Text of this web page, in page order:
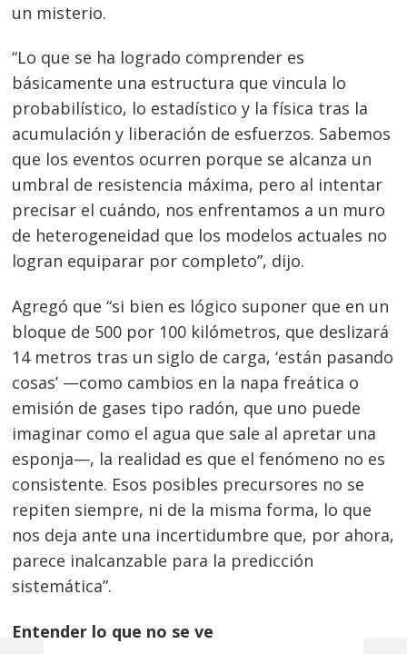
un misterio.
“Lo que se ha logrado comprender es
básicamente una estructura que vincula lo
probabilístico, lo estadístico y la física tras la
acumulación y liberación de esfuerzos. Sabemos
que los eventos ocurren porque se alcanza un
umbral de resistencia máxima, pero al intentar
precisar el cuándo, nos enfrentamos a un muro
de heterogeneidad que los modelos actuales no
logran equiparar por completo”, dijo.
Agregó que “si bien es lógico suponer que en un
bloque de 500 por 100 kilómetros, que deslizará
14 metros tras un siglo de carga, ‘están pasando
cosas’ —como cambios en la napa freática o
emisión de gases tipo radón, que uno puede
imaginar como el agua que sale al apretar una
esponja—, la realidad es que el fenómeno no es
consistente. Esos posibles precursores no se
repiten siempre, ni de la misma forma, lo que
nos deja ante una incertidumbre que, por ahora,
parece inalcanzable para la predicción
sistemática”.
Entender lo que no se ve